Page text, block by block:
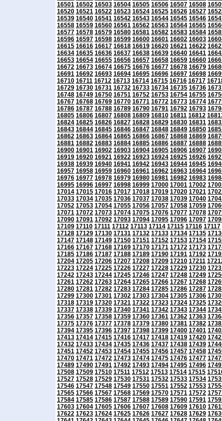
16501 16502 16503 16504 16505 16506 16507 16508
16520 16521 16522 16523 16524 16525 16526 16527
16539 16540 16541 16542 16543 16544 16545 16546
16558 16559 16560 16561 16562 16563 16564 16565
16577 16578 16579 16580 16581 16582 16583 16584
16596 16597 16598 16599 16600 16601 16602 16603
16615 16616 16617 16618 16619 16620 16621 16622
16634 16635 16636 16637 16638 16639 16640 16641
16653 16654 16655 16656 16657 16658 16659 16660
16672 16673 16674 16675 16676 16677 16678 16679
16691 16692 16693 16694 16695 16696 16697 16698
16710 16711 16712 16713 16714 16715 16716 16717
16729 16730 16731 16732 16733 16734 16735 16736
16748 16749 16750 16751 16752 16753 16754 16755
16767 16768 16769 16770 16771 16772 16773 16774
16786 16787 16788 16789 16790 16791 16792 16793
16805 16806 16807 16808 16809 16810 16811 16812
16824 16825 16826 16827 16828 16829 16830 16831
16843 16844 16845 16846 16847 16848 16849 16850
16862 16863 16864 16865 16866 16867 16868 16869
16881 16882 16883 16884 16885 16886 16887 16888
16900 16901 16902 16903 16904 16905 16906 16907
16919 16920 16921 16922 16923 16924 16925 16926
16938 16939 16940 16941 16942 16943 16944 16945
16957 16958 16959 16960 16961 16962 16963 16964
16976 16977 16978 16979 16980 16981 16982 16983
16995 16996 16997 16998 16999 17000 17001 17002
17014 17015 17016 17017 17018 17019 17020 17021
17033 17034 17035 17036 17037 17038 17039 17040
17052 17053 17054 17055 17056 17057 17058 17059
17071 17072 17073 17074 17075 17076 17077 17078
17090 17091 17092 17093 17094 17095 17096 17097
17109 17110 17111 17112 17113 17114 17115 17116 17117
17128 17129 17130 17131 17132 17133 17134 17135
17147 17148 17149 17150 17151 17152 17153 17154
17166 17167 17168 17169 17170 17171 17172 17173
17185 17186 17187 17188 17189 17190 17191 17192
17204 17205 17206 17207 17208 17209 17210 17211
17223 17224 17225 17226 17227 17228 17229 17230
17242 17243 17244 17245 17246 17247 17248 17249
17261 17262 17263 17264 17265 17266 17267 17268
17280 17281 17282 17283 17284 17285 17286 17287
17299 17300 17301 17302 17303 17304 17305 17306
17318 17319 17320 17321 17322 17323 17324 17325
17337 17338 17339 17340 17341 17342 17343 17344
17356 17357 17358 17359 17360 17361 17362 17363
17375 17376 17377 17378 17379 17380 17381 17382
17394 17395 17396 17397 17398 17399 17400 17401
17413 17414 17415 17416 17417 17418 17419 17420
17432 17433 17434 17435 17436 17437 17438 17439
17451 17452 17453 17454 17455 17456 17457 17458
17470 17471 17472 17473 17474 17475 17476 17477
17489 17490 17491 17492 17493 17494 17495 17496
17508 17509 17510 17511 17512 17513 17514 17515
17527 17528 17529 17530 17531 17532 17533 17534
17546 17547 17548 17549 17550 17551 17552 17553
17565 17566 17567 17568 17569 17570 17571 17572
17584 17585 17586 17587 17588 17589 17590 17591
17603 17604 17605 17606 17607 17608 17609 17610
17622 17623 17624 17625 17626 17627 17628 17629